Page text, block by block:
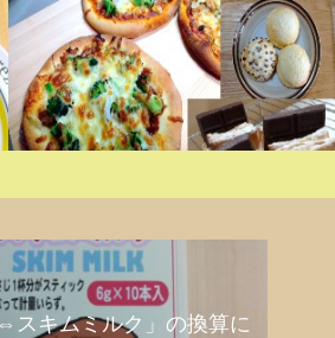
⇔スキムミルク」の換算に